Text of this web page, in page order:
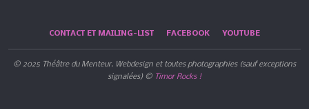
CONTACT ET MAILING-LIST FACEBOOK YOUTUBE
© 2025 Théâtre du Menteur. Webdesign et toutes photographies (sauf exceptions
signalées) © Timor Rocks !